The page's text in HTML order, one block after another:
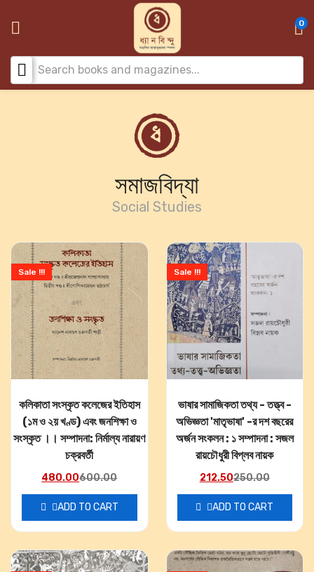
0
সমাজবিদ্যা
Social Studies
কলিকাতা সংস্কৃত কলেজের ইতিহাস
(১ম ও ২য় খণ্ড) এবং জনশিক্ষা ও
সংস্কৃত ।। সম্পাদনা: নির্মাল্য নারায়ণ
চক্রবর্তী
Sale !!!
480.00600.00
ADD TO CART
ভাষার সামাজিকতা তথ্য - তত্ত্ব -
অভিজ্ঞতা 'মাতৃভাষা' -র দশ বছরের
অর্জন সংকলন : ১ সম্পাদনা : সজল
রায়চৌধুরী বিপ্লব নায়ক
Sale !!!
212.50250.00
ADD TO CART